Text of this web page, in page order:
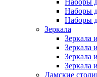
Наборы
Наборы
Наборы
Зеркала
Зеркала
Зеркала
Зеркала
Зеркала
Дамские